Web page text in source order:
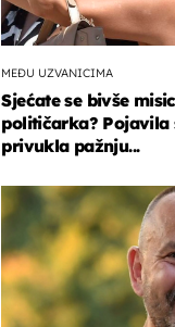
MEĐU UZVANICIMA
Sjećate se bivše
političarka? Pojavila
privukla pažnju...